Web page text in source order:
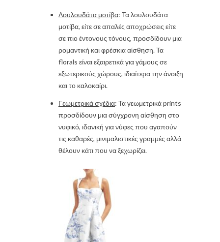
Λουλουδάτα μοτίβα: Τα λουλουδάτα
μοτίβα, είτε σε απαλές αποχρώσεις είτε
σε πιο έντονους τόνους, προσδίδουν μια
ρομαντική και φρέσκια αίσθηση. Τα
florals είναι εξαιρετικά για γάμους σε
εξωτερικούς χώρους, ιδιαίτερα την άνοιξη
και το καλοκαίρι.
Γεωμετρικά σχέδια: Τα γεωμετρικά prints
προσδίδουν μια σύγχρονη αίσθηση στο
νυφικό, ιδανική για νύφες που αγαπούν
τις καθαρές, μινιμαλιστικές γραμμές αλλά
θέλουν κάτι που να ξεχωρίζει.